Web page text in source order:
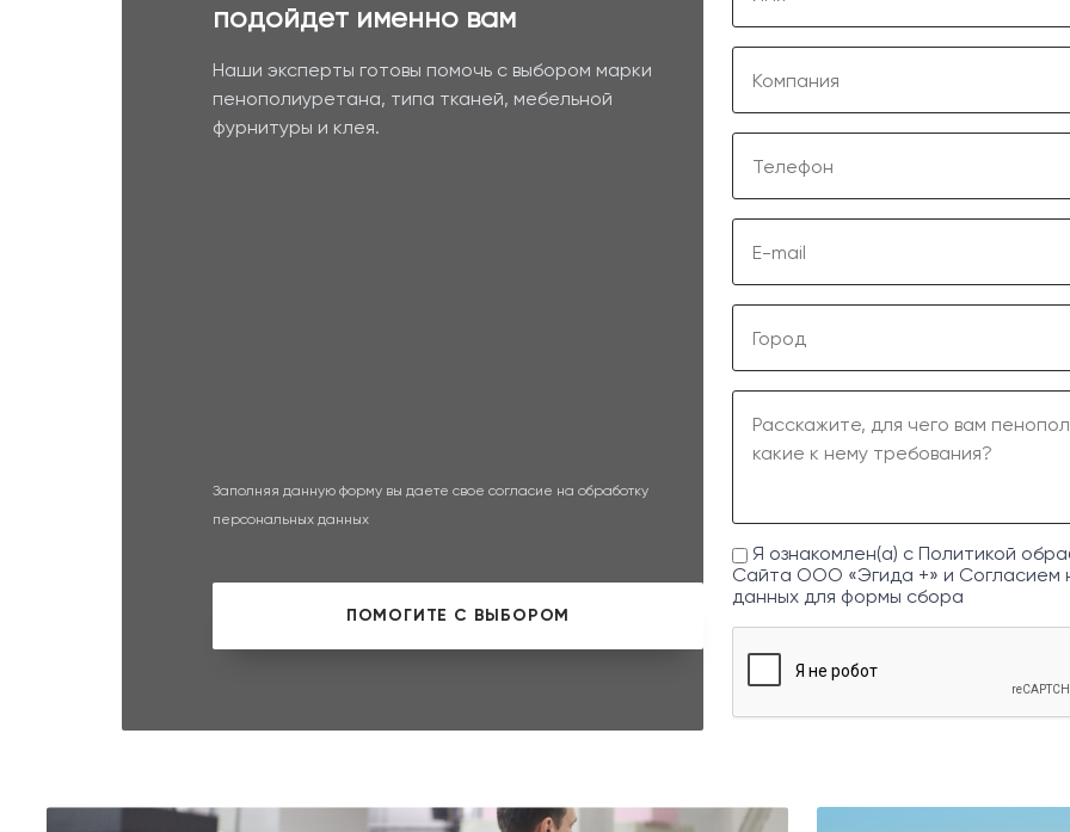
подойдет именно вам
Наши эксперты готовы помочь с выбором марки
пенополиуретана, типа тканей, мебельной
фурнитуры и клея.
Заполняя данную форму вы даете свое согласие на обработку
персональных данных
Я ознакомлен(а) с Политикой
Сайта ООО «Эгида +» и Согласием
данных для формы сбора